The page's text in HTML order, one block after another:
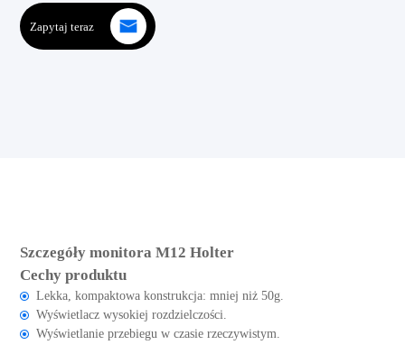
Zapytaj teraz
Szczegóły monitora M12 Holter
Cechy produktu
Lekka, kompaktowa konstrukcja: mniej niż 50g.
Wyświetlacz wysokiej rozdzielczości.
Wyświetlanie przebiegu w czasie rzeczywistym.